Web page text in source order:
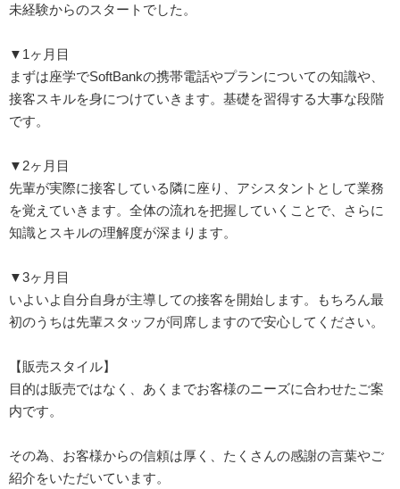
未経験からのスタートでした。
▼1ヶ月目
まずは座学でSoftBankの携帯電話やプランについての知識や、
接客スキルを身につけていきます。基礎を習得する大事な段階
です。
▼2ヶ月目
先輩が実際に接客している隣に座り、アシスタントとして業務
を覚えていきます。全体の流れを把握していくことで、さらに
知識とスキルの理解度が深まります。
▼3ヶ月目
いよいよ自分自身が主導しての接客を開始します。もちろん最
初のうちは先輩スタッフが同席しますので安心してください。
【販売スタイル】
目的は販売ではなく、あくまでお客様のニーズに合わせたご案
内です。
その為、お客様からの信頼は厚く、たくさんの感謝の言葉やご
紹介をいただいています。